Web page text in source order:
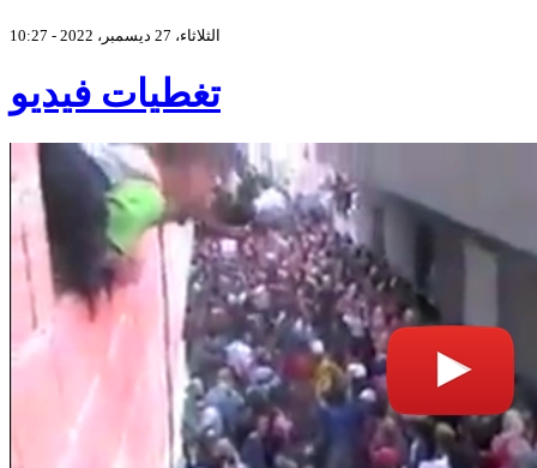
الثلاثاء، 27 ديسمبر، 2022 - 10:27
تغطيات فيديو